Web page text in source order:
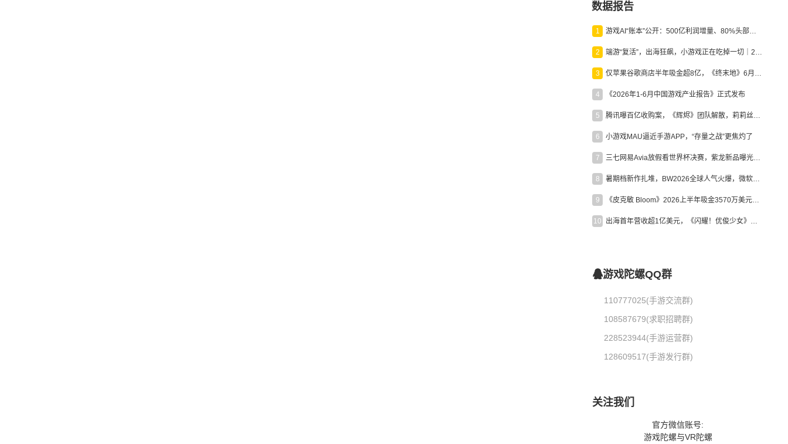
数据报告
1 游戏AI“账本”公开：500亿利润增量、80%头部入局，谁在闷声发财？
2 端游“复活”，出海狂飙，小游戏正在吃掉一切｜2026上半年产业报告
3 仅苹果谷歌商店半年吸金超8亿，《终末地》6月份收入显著回暖
4 《2026年1-6月中国游戏产业报告》正式发布
5 腾讯曝百亿收购案，《辉烬》团队解散，莉莉丝新作曝光｜陀螺周报
6 小游戏MAU逼近手游APP，“存量之战”更焦灼了
7 三七网易Avia放假看世界杯决赛，紫龙新品曝光，米哈游新作上线 | 陀螺周报
8 暑期档新作扎堆，BW2026全球人气火爆，微软XBOX大裁员|陀螺周报
9 《皮克敏 Bloom》2026上半年吸金3570万美元，中国台湾成最大市场
10 出海首年营收超1亿美元，《闪耀！优俊少女》美国市场占比达七成
游戏陀螺QQ群
110777025(手游交流群)
108587679(求职招聘群)
228523944(手游运营群)
128609517(手游发行群)
关注我们
官方微信账号:
游戏陀螺与VR陀螺